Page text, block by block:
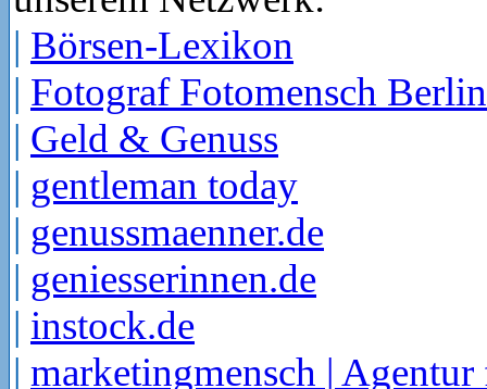
| Börsen-Lexikon
| Fotograf Fotomensch Berlin
| Geld & Genuss
| gentleman today
| genussmaenner.de
| geniesserinnen.de
| instock.de
| marketingmensch | Agentur